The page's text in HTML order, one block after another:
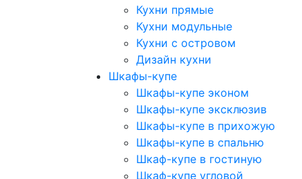
Кухни прямые
Кухни модульные
Кухни с островом
Дизайн кухни
Шкафы-купе
Шкафы-купе эконом
Шкафы-купе эксклюзив
Шкафы-купе в прихожую
Шкафы-купе в спальню
Шкаф-купе в гостиную
Шкаф-купе угловой